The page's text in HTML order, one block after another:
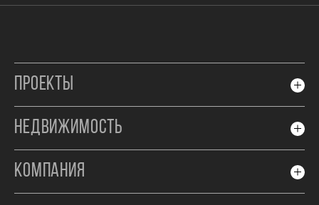
ПРОЕКТЫ
НЕДВИЖИМОСТЬ
КОМПАНИЯ